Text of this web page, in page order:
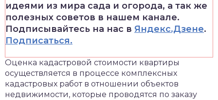
идеями из мира сада и огорода, а так же
полезных советов в нашем канале.
Подписывайтесь на нас в Яндекс.Дзене.
Подписаться.
Оценка кадастровой стоимости квартиры
осуществляется в процессе комплексных
кадастровых работ в отношении объектов
недвижимости, которые проводятся по заказу